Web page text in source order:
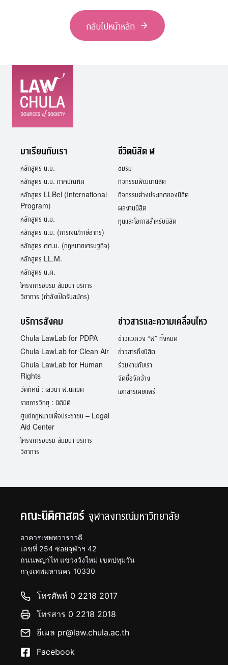
กลับไปหน้าหลัก
มาเรียนกับเรา
หลักสูตร น.บ.
หลักสูตร น.บ. ภาคบัณฑิต
หลักสูตร LLBel (International
Program)
หลักสูตร น.ม.
หลักสูตร น.ม. (การเงิน/ภาษีอากร)
หลักสูตร ศศ.ม. (กฎหมายเศรษฐกิจ)
หลักสูตร LL.M.
หลักสูตร น.ด.
โครงการอบรม สัมมนา บริการ
วิชาการ (กำลังเปิดรับสมัคร)
ชีวิตนิสิต ฬ
ชมรม
กิจกรรมพัฒนานิสิต
กิจกรรมต่างประเทศของนิสิต
ผลงานนิสิต
ทุนและโอกาสสำหรับนิสิต
บริการสังคม
Chula LawLab for PDPA
Chula LawLab for Clean Air
Chula LawLab for Human
Rights
วีดิทัศน์ : เสวนา ฬ.นิติมิติ
รายการวิทยุ : นิติมิติ
ศูนย์กฎหมายเพื่อประชาชน – Legal
Aid Center
โครงการอบรม สัมมนา บริการ
วิชาการ
ข่าวสารและความเคลื่อนไหว
ข่าวแวดวง “ฬ” ทั้งหมด
ข่าวสารถึงนิสิต
ร่วมงานกับเรา
จัดซื้อจัดจ้าง
เอกสารเผยแพร่
คณะนิติศาสตร์ จุฬาลงกรณ์มหาวิทยาลัย
อาคารเทพทวาราวดี
เลขที่ 254 ซอยจุฬาฯ 42
ถนนพญาไท แขวงวังใหม่ เขตปทุมวัน
กรุงเทพมหานคร 10330
โทรศัพท์ 0 2218 2017
โทรสาร 0 2218 2018
อีเมล pr@law.chula.ac.th
Facebook